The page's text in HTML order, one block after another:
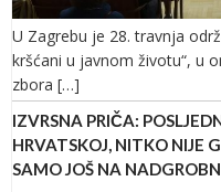
U Zagrebu je 28. travnja
kršćani u javnom životu“, u
zbora […]
IZVRSNA PRIČA:
HRVATSKOJ, NITKO NIJE
SAMO JOŠ NA